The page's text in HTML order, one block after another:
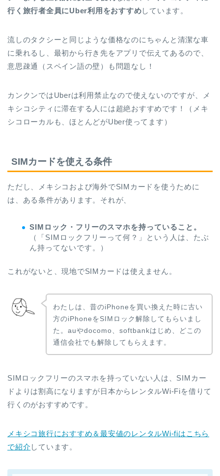
行く旅行者全員にUber利用をおすすめしています。
流しのタクシーと同じような価格なのにちゃんと清潔な車
に乗れるし、最初から行き先をアプリで伝えてあるので、
意思疎通（スペイン語の壁）も問題なし！
カンクンではUberは利用禁止なので使えないのですが、メ
キシコシティに滞在する人には超絶おすすめです！（メキ
シコローカルも、ほとんどがUber使ってます）
SIMカードを使える条件
ただし、メキシコおよび海外でSIMカードを使うために
は、ある条件があります。それが、
SIMロック・フリーのスマホを持っていること。
（「SIMロックフリーって何？」という人は、たぶ
ん持ってないです。）
これがないと、現地でSIMカードは使えません。
わたしは、昔のiPhoneを買い換えた時に古い
方のiPhoneをSIMロック解除してもらいまし
た。auやdocomo、softbankはじめ、どこの
通信会社でも解除してもらえます。
SIMロックフリーのスマホを持っていない人は、SIMカー
ドよりは割高になりますが日本からレンタルWi-Fiを借りて
行くのがおすすめです。
メキシコ旅行におすすめ＆最安値のレンタルWi-fiはこちら
で紹介 しています。